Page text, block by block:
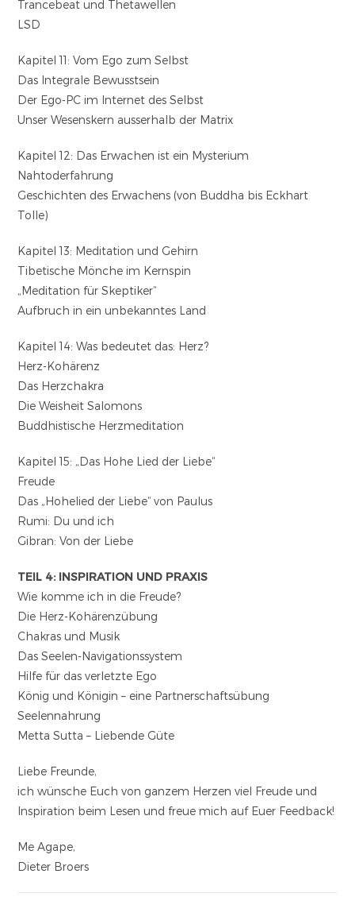
Trancebeat und Thetawellen
LSD
Kapitel 11: Vom Ego zum Selbst
Das Integrale Bewusstsein
Der Ego-PC im Internet des Selbst
Unser Wesenskern ausserhalb der Matrix
Kapitel 12: Das Erwachen ist ein Mysterium
Nahtoderfahrung
Geschichten des Erwachens (von Buddha bis Eckhart
Tolle)
Kapitel 13: Meditation und Gehirn
Tibetische Mönche im Kernspin
„Meditation für Skeptiker“
Aufbruch in ein unbekanntes Land
Kapitel 14: Was bedeutet das: Herz?
Herz-Kohärenz
Das Herzchakra
Die Weisheit Salomons
Buddhistische Herzmeditation
Kapitel 15: „Das Hohe Lied der Liebe“
Freude
Das „Hohelied der Liebe“ von Paulus
Rumi: Du und ich
Gibran: Von der Liebe
TEIL 4: INSPIRATION UND PRAXIS
Wie komme ich in die Freude?
Die Herz-Kohärenzübung
Chakras und Musik
Das Seelen-Navigationssystem
Hilfe für das verletzte Ego
König und Königin – eine Partnerschaftsübung
Seelennahrung
Metta Sutta – Liebende Güte
Liebe Freunde,
ich wünsche Euch von ganzem Herzen viel Freude und
Inspiration beim Lesen und freue mich auf Euer Feedback!
Me Agape,
Dieter Broers